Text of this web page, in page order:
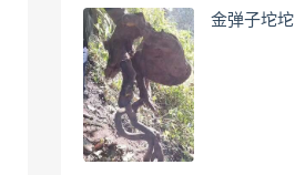
金弹子坨坨